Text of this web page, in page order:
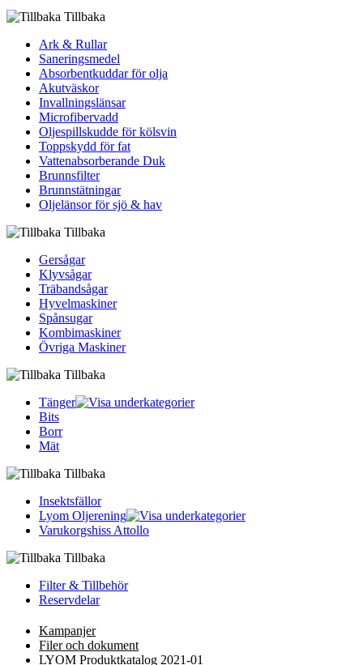
Tillbaka
Ark & Rullar
Saneringsmedel
Absorbentkuddar för olja
Akutväskor
Invallningslänsar
Microfibervadd
Oljespillskudde för kölsvin
Toppskydd för fat
Vattenabsorberande Duk
Brunnsfilter
Brunnstätningar
Oljelänsor för sjö & hav
Tillbaka
Gersågar
Klyvsågar
Träbandsågar
Hyvelmaskiner
Spånsugar
Kombimaskiner
Övriga Maskiner
Tillbaka
Tänger
Bits
Borr
Mät
Tillbaka
Insektsfällor
Lyom Oljerening
Varukorgshiss Attollo
Tillbaka
Filter & Tillbehör
Reservdelar
Kampanjer
Filer och dokument
LYOM Produktkatalog 2021-01